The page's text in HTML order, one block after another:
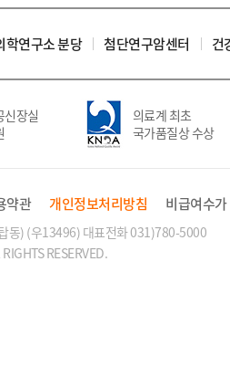
학연구소 분당 첨단연구암센터 건
장실
의료계 최초
국가품질상 수상
약관 개인정보처리방침 비급여수가
동) (우13496) 대표전화 031)780-5000
RESERVED.